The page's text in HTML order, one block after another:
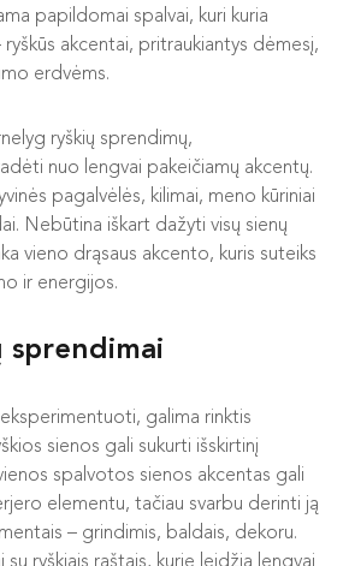
papildomai spalvai, kuri kuria
akcentai, pritraukiantys dėmesį,
erdvėms.
ryškių sprendimų,
nuo lengvai pakeičiamų akcentų.
pagalvėlės, kilimai, meno kūriniai
Nebūtina iškart dažyti visų sienų
vieno drąsaus akcento, kuris suteiks
ir energijos.
sprendimai
galima rinktis
sienos gali sukurti išskirtinį
spalvotos sienos akcentas gali
elementu, tačiau svarbu derinti ją
– grindimis, baldais, dekoru.